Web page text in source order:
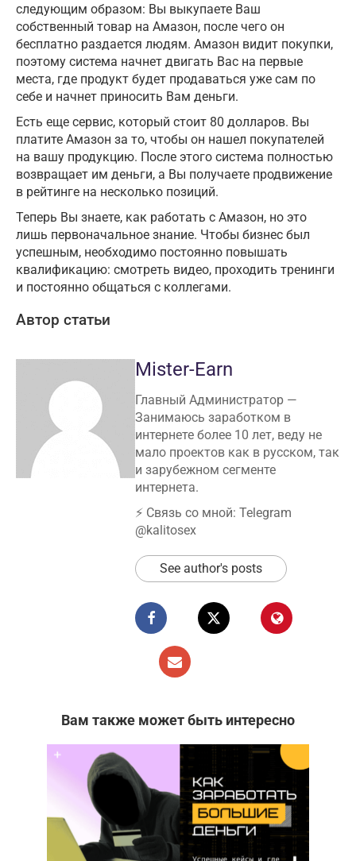
следующим образом: Вы выкупаете Ваш
собственный товар на Амазон, после чего он
бесплатно раздается людям. Амазон видит покупки,
поэтому система начнет двигать Вас на первые
места, где продукт будет продаваться уже сам по
себе и начнет приносить Вам деньги.
Есть еще сервис, который стоит 80 долларов. Вы
платите Амазон за то, чтобы он нашел покупателей
на вашу продукцию. После этого система полностью
возвращает им деньги, а Вы получаете продвижение
в рейтинге на несколько позиций.
Теперь Вы знаете, как работать с Амазон, но это
лишь первоначальное знание. Чтобы бизнес был
успешным, необходимо постоянно повышать
квалификацию: смотреть видео, проходить тренинги
и постоянно общаться с коллегами.
Автор статьи
Mister-Earn
Главный Администратор —
Занимаюсь заработком в
интернете более 10 лет, веду не
мало проектов как в русском, так
и зарубежном сегменте
интернета.
⚡️ Связь со мной: Telegram
@kalitosex
See author's posts
Вам также может быть интересно